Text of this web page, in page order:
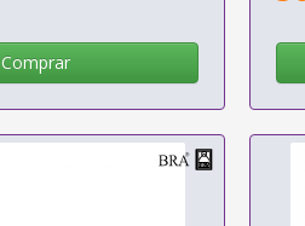
Comprar